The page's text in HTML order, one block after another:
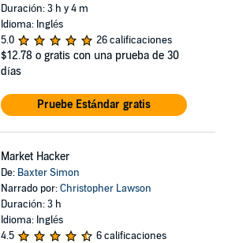
Duración: 3 h y 4 m
Idioma: Inglés
5.0
26 calificaciones
$12.78 o gratis con una prueba de 30
días
Pruebe Estándar gratis
Market Hacker
De: Baxter Simon
Narrado por:Christopher Lawson
Duración: 3 h
Idioma: Inglés
4.5
6 calificaciones